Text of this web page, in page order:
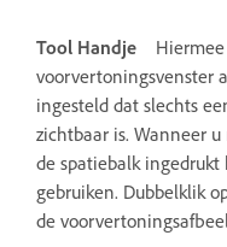
Tool Handje
voorvertoningsvenster
ingesteld dat slechts
zichtbaar is. Wanneer
de spatiebalk
gebruiken. Dubbelklik
de